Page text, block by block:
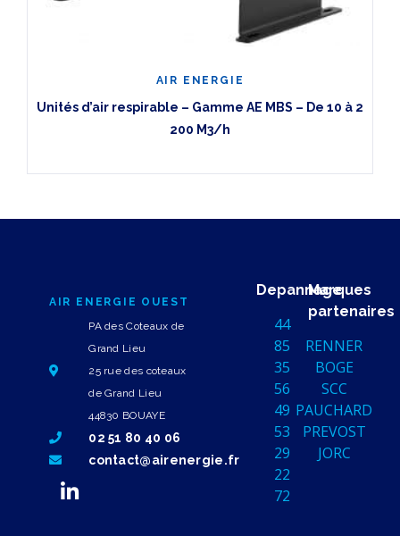
AIR ENERGIE
Unités d’air respirable – Gamme AE MBS – De 10 à 2
200 M3/h
AIR ENERGIE OUEST
PA des Coteaux de
Grand Lieu
25 rue des coteaux
de Grand Lieu
44830 BOUAYE
02 51 80 40 06
contact@airenergie.fr
Depannage
44
85
35
56
49
53
29
22
72
Marques
partenaires
RENNER
BOGE
SCC
PAUCHARD
PREVOST
JORC